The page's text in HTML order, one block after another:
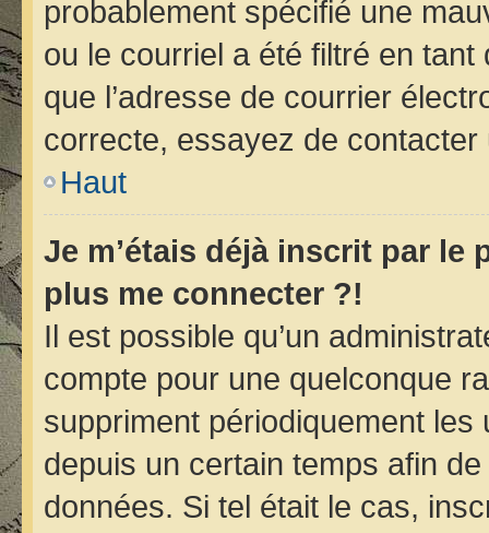
probablement spécifié une
ou le courriel a été filtré en
que l’adresse de courrier
correcte, essayez de contacter
Haut
Je m’étais déjà inscrit par le
plus me connecter ?!
Il est possible qu’un
compte pour une quelconque
suppriment périodiquement les
depuis un certain temps afin
données. Si tel était le cas,